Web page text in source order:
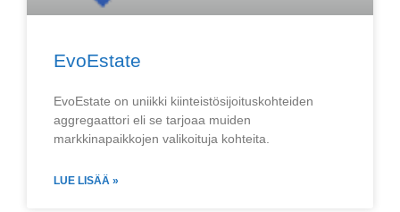
EvoEstate
EvoEstate on uniikki kiinteistösijoituskohteiden
aggregaattori eli se tarjoaa muiden
markkinapaikkojen valikoituja kohteita.
LUE LISÄÄ »